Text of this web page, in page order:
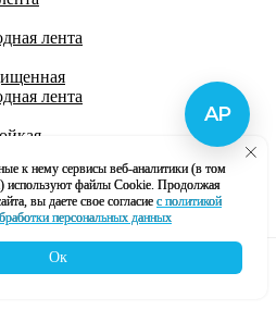
лента
лента
лента
лента
силиконе
к нему сервисы веб-аналитики (в том
используют файлы Cookie. Продолжая
вы даете свое согласие с политикой
персональных данных
Ок